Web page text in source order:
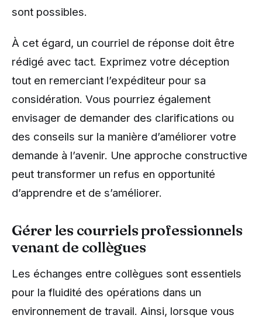
sont possibles.
À cet égard, un courriel de réponse doit être
rédigé avec tact. Exprimez votre déception
tout en remerciant l’expéditeur pour sa
considération. Vous pourriez également
envisager de demander des clarifications ou
des conseils sur la manière d’améliorer votre
demande à l’avenir. Une approche constructive
peut transformer un refus en opportunité
d’apprendre et de s’améliorer.
Gérer les courriels professionnels
venant de collègues
Les échanges entre collègues sont essentiels
pour la fluidité des opérations dans un
environnement de travail. Ainsi, lorsque vous